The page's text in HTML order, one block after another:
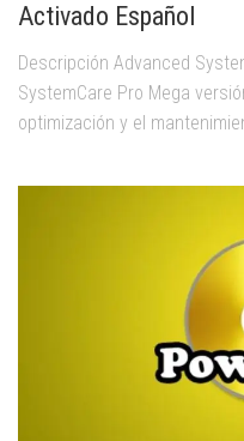
Activado Español
Descripción Advanced
SystemCare Pro Mega
optimización y el